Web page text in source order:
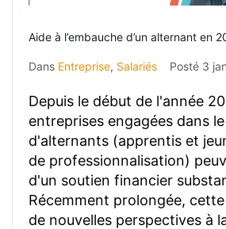
Aide à l’embauche d’un alternant en
Dans Entreprise, Salariés Posté 3
Depuis le début de l'année
entreprises engagées dans
d'alternants (apprentis et
de professionnalisation)
d'un soutien financier
Récemment prolongée,
de nouvelles perspectives à